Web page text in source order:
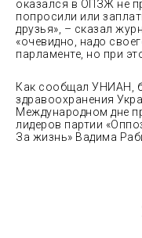
оказался в ОПЗЖ не
попросили или
друзья», – сказал
«очевидно, надо
парламенте, но при
Как сообщал УНИАН,
здравоохранения
Международном дне
лидеров партии
За жизнь» Вадима